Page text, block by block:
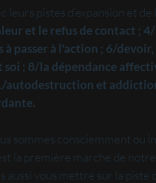
leurs pistes d’expansion et
et le refus de contact ;
passer à l'action ; 6/
soi ; 8/la dépendance
autodestruction et
sommes consciemment ou
la première marche de
vous mettre sur la